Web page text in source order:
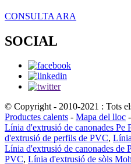
CONSULTA ARA
SOCIAL
© Copyright - 2010-2021 : Tots
Productes calents - Mapa del lloc -
Línia d'extrusió de canonades Pe
d'extrusió de perfils de PVC,
Línia d'extrusió de canonades de
PVC, Línia d'extrusió de sòls